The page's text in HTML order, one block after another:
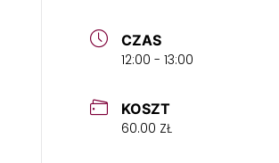
CZAS
12:00 - 13:00
KOSZT
60.00 ZŁ